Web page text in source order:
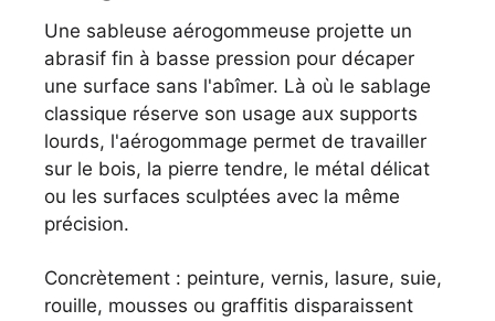
Une sableuse aérogommeuse projette un
abrasif fin à basse pression pour décaper
une surface sans l'abîmer. Là où le sablage
classique réserve son usage aux supports
lourds, l'aérogommage permet de travailler
sur le bois, la pierre tendre, le métal délicat
ou les surfaces sculptées avec la même
précision.
Concrètement : peinture, vernis, lasure, suie,
rouille, mousses ou graffitis disparaissent